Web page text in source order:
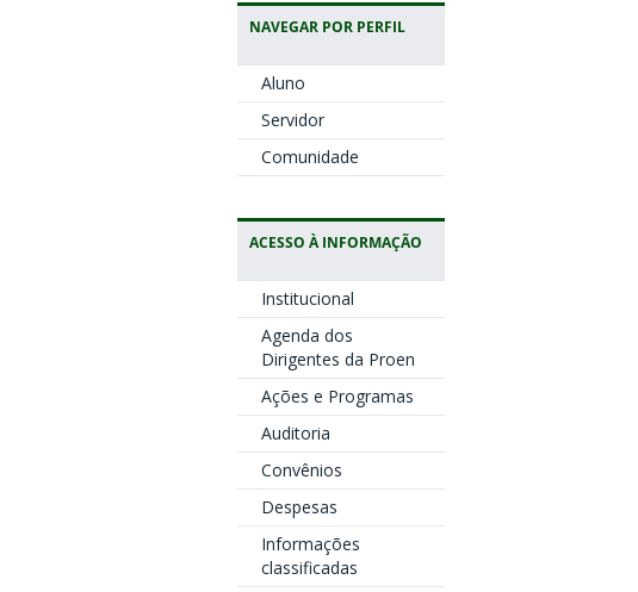
NAVEGAR POR PERFIL
Aluno
Servidor
Comunidade
ACESSO À INFORMAÇÃO
Institucional
Agenda dos
Dirigentes da Proen
Ações e Programas
Auditoria
Convênios
Despesas
Informações
classificadas